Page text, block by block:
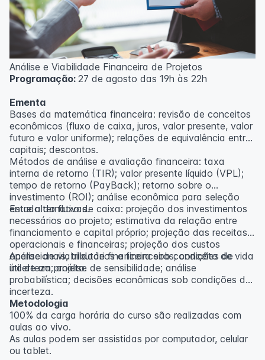
Análise e Viabilidade Financeira de Projetos
Programação: 27 de agosto das 19h às 22h
Ementa
Bases da matemática financeira: revisão de conceitos
econômicos (fluxo de caixa, juros, valor presente, valor
futuro e valor uniforme); relações de equivalência entre
capitais; descontos.
Métodos de análise e avaliação financeira: taxa
interna de retorno (TIR); valor presente líquido (VPL);
tempo de retorno (PayBack); retorno sobre o
investimento (ROI); análise econômica para seleção
entre alternativas.
Estudo do fluxo de caixa: projeção dos investimentos
necessários ao projeto; estimativa da relação entre
financiamento e capital próprio; projeção das receitas
operacionais e financeiras; projeção dos custos
operacionais, tributários e financeiros; conceito de vida
útil de um projeto.
Análise de viabilidade financeira sob condições de
incerteza; análise de sensibilidade; análise
probabilística; decisões econômicas sob condições de
incerteza.
Metodologia
100% da carga horária do curso são realizadas com
aulas ao vivo.
As aulas podem ser assistidas por computador, celular
ou tablet.